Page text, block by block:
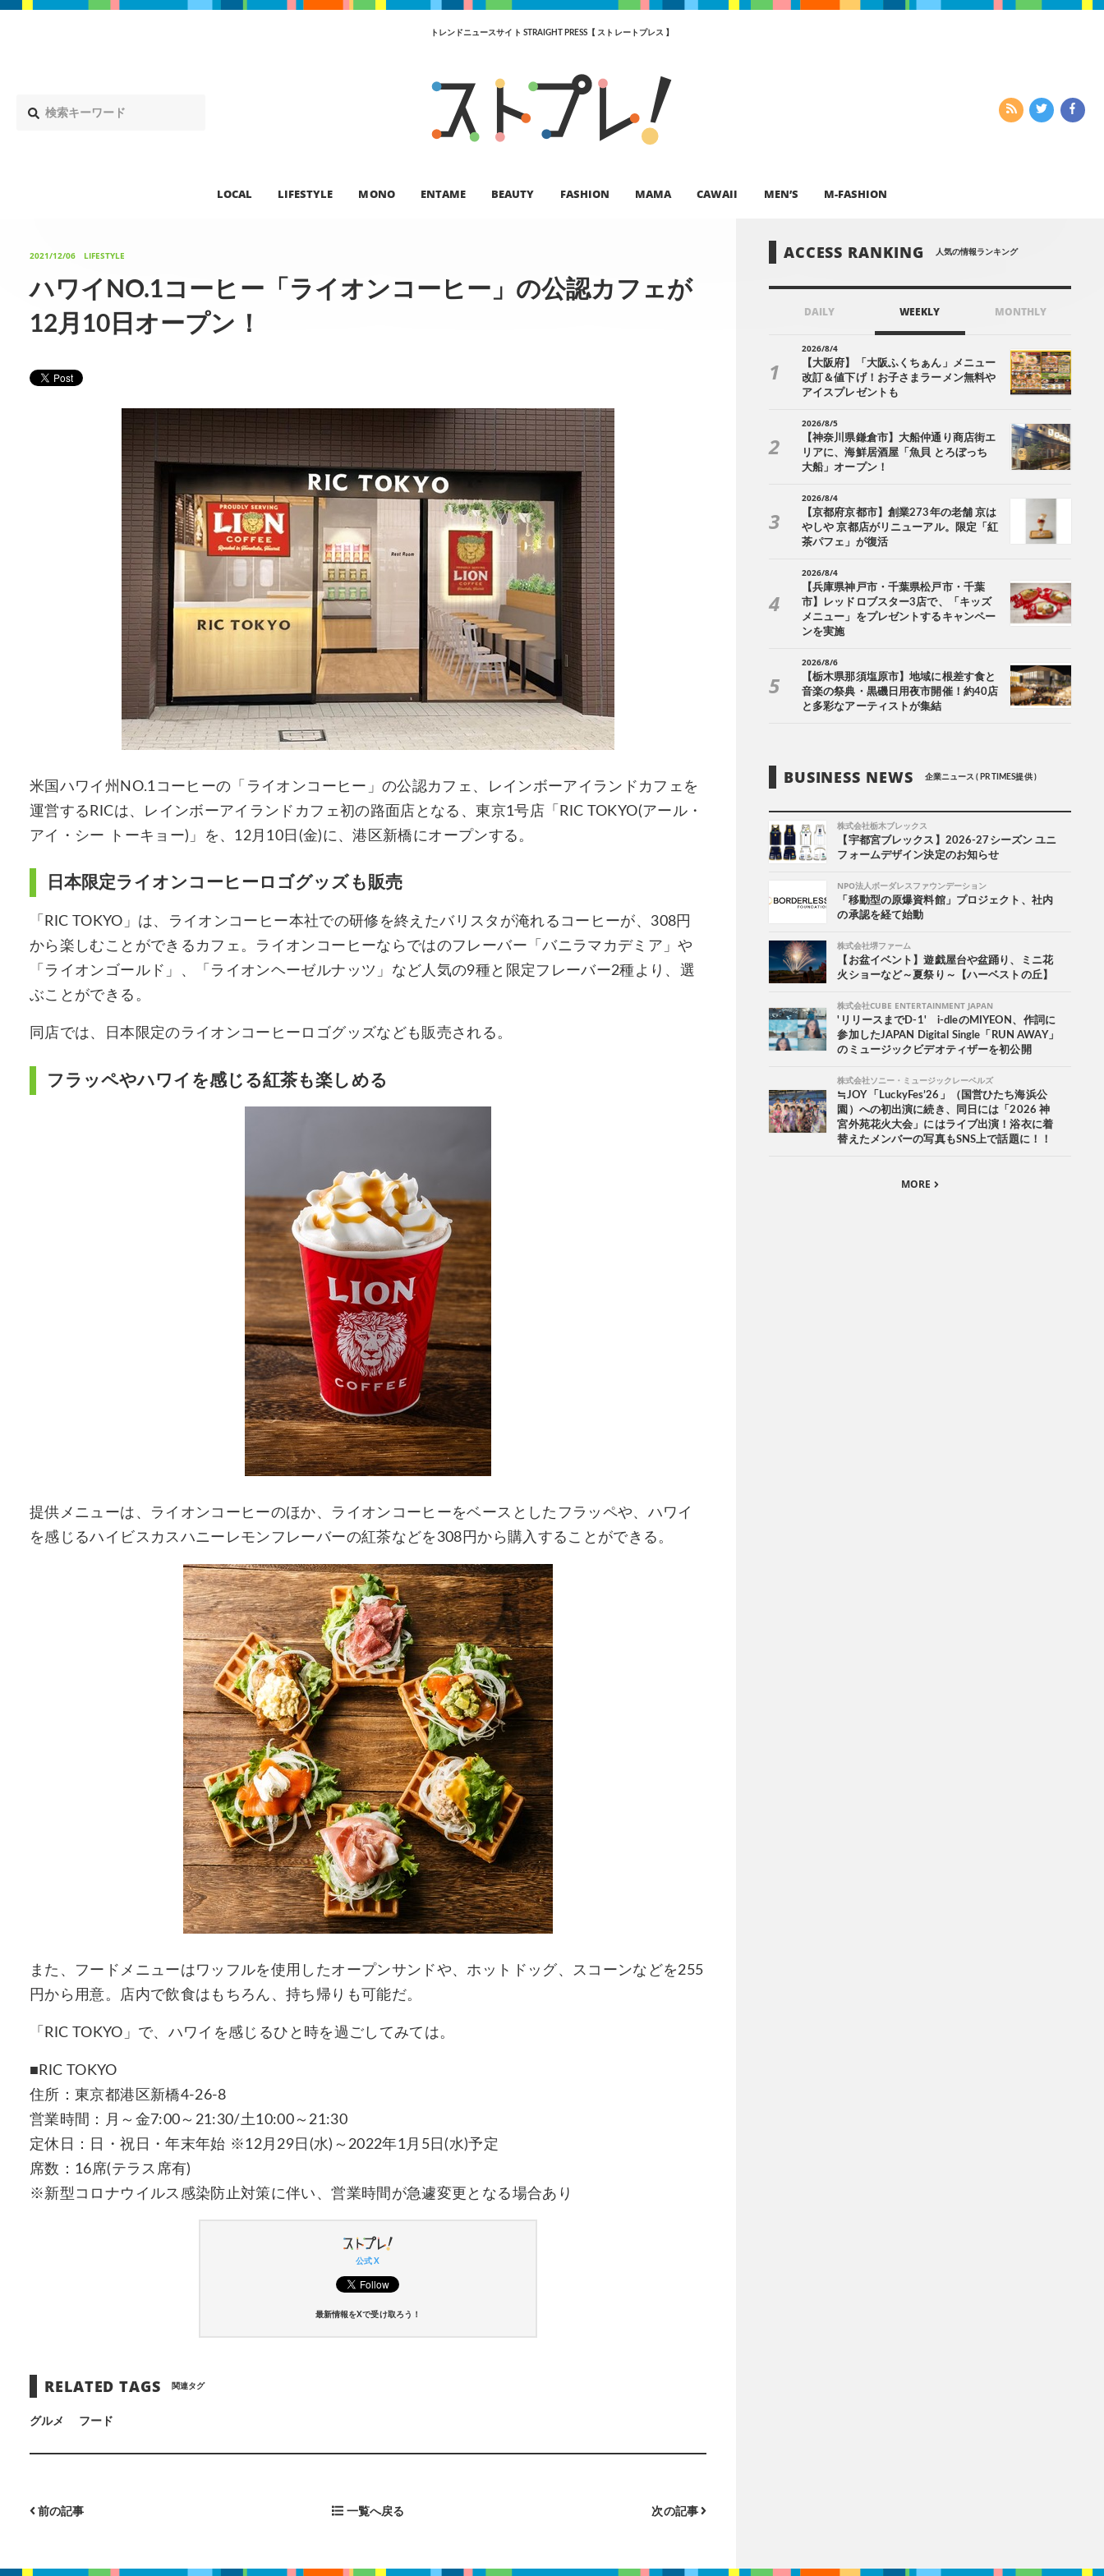
トレンドニュースサイト STRAIGHT PRESS【 ストレートプレス 】
LOCAL LIFESTYLE MONO ENTAME BEAUTY FASHION MAMA CAWAII MEN’S M-FASHION
2021/12/06 LIFESTYLE
ハワイNO.1コーヒー「ライオンコーヒー」の公認カフェが
12月10日オープン！
米国ハワイ州NO.1コーヒーの「ライオンコーヒー」の公認カフェ、レインボーアイランドカフェを
運営するRICは、レインボーアイランドカフェ初の路面店となる、東京1号店「RIC TOKYO(アール・
アイ・シー トーキョー)」を、12月10日(金)に、港区新橋にオープンする。
日本限定ライオンコーヒーロゴグッズも販売
「RIC TOKYO」は、ライオンコーヒー本社での研修を終えたバリスタが淹れるコーヒーが、308円
から楽しむことができるカフェ。ライオンコーヒーならではのフレーバー「バニラマカデミア」や
「ライオンゴールド」、「ライオンヘーゼルナッツ」など人気の9種と限定フレーバー2種より、選
ぶことができる。
同店では、日本限定のライオンコーヒーロゴグッズなども販売される。
フラッペやハワイを感じる紅茶も楽しめる
提供メニューは、ライオンコーヒーのほか、ライオンコーヒーをベースとしたフラッペや、ハワイ
を感じるハイビスカスハニーレモンフレーバーの紅茶などを308円から購入することができる。
また、フードメニューはワッフルを使用したオープンサンドや、ホットドッグ、スコーンなどを255
円から用意。店内で飲食はもちろん、持ち帰りも可能だ。
「RIC TOKYO」で、ハワイを感じるひと時を過ごしてみては。
■RIC TOKYO
住所：東京都港区新橋4-26-8
営業時間：月～金7:00～21:30/土10:00～21:30
定休日：日・祝日・年末年始 ※12月29日(水)～2022年1月5日(水)予定
席数：16席(テラス席有)
※新型コロナウイルス感染防止対策に伴い、営業時間が急遽変更となる場合あり
公式 X
最新情報をXで受け取ろう！
RELATED TAGS 関連タグ
グルメ フード
前の記事 一覧へ戻る 次の記事
ACCESS RANKING 人気の情報ランキング
DAILY WEEKLY MONTHLY
2026/8/4
【大阪府】「大阪ふくちぁん」メニュー
改訂＆値下げ！お子さまラーメン無料や
アイスプレゼントも
2026/8/5
【神奈川県鎌倉市】大船仲通り商店街エ
リアに、海鮮居酒屋「魚貝 とろぼっち
大船」オープン！
2026/8/4
【京都府京都市】創業273年の老舗 京は
やしや 京都店がリニューアル。限定「紅
茶パフェ」が復活
2026/8/4
【兵庫県神戸市・千葉県松戸市・千葉
市】レッドロブスター3店で、「キッズ
メニュー」をプレゼントするキャンペー
ンを実施
2026/8/6
【栃木県那須塩原市】地域に根差す食と
音楽の祭典・黒磯日用夜市開催！約40店
と多彩なアーティストが集結
BUSINESS NEWS 企業ニュース ( PR TIMES提供 )
株式会社栃木ブレックス
【宇都宮ブレックス】2026-27シーズン ユニ
フォームデザイン決定のお知らせ
NPO法人ボーダレスファウンデーション
「移動型の原爆資料館」プロジェクト、社内
の承認を経て始動
株式会社堺ファーム
【お盆イベント】遊戯屋台や盆踊り、ミニ花
火ショーなど～夏祭り～【ハーベストの丘】
株式会社CUBE ENTERTAINMENT JAPAN
'リリースまでD-1' i-dleのMIYEON、作詞に
参加したJAPAN Digital Single「RUN AWAY」
のミュージックビデオティザーを初公開
株式会社ソニー・ミュージックレーベルズ
≒JOY 「LuckyFes’26」（国営ひたち海浜公
園）への初出演に続き、同日には「2026 神
宮外苑花火大会」にはライブ出演！浴衣に着
替えたメンバーの写真もSNS上で話題に！！
MORE